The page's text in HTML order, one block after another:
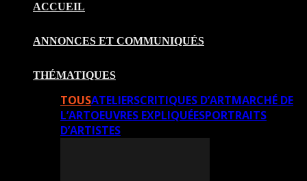
ACCUEIL
ANNONCES ET COMMUNIQUÉS
THÉMATIQUES
TOUSATELIERSCRITIQUES D’ARTMARCHÉ DE
L’ARTOEUVRES EXPLIQUÉESPORTRAITS
D’ARTISTES